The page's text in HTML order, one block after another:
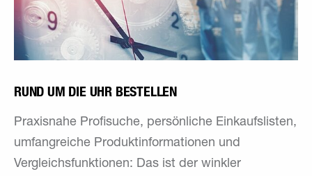
RUND UM DIE UHR BESTELLEN
Praxisnahe Profisuche, persönliche Einkaufslisten,
umfangreiche Produktinformationen und
Vergleichsfunktionen: Das ist der winkler